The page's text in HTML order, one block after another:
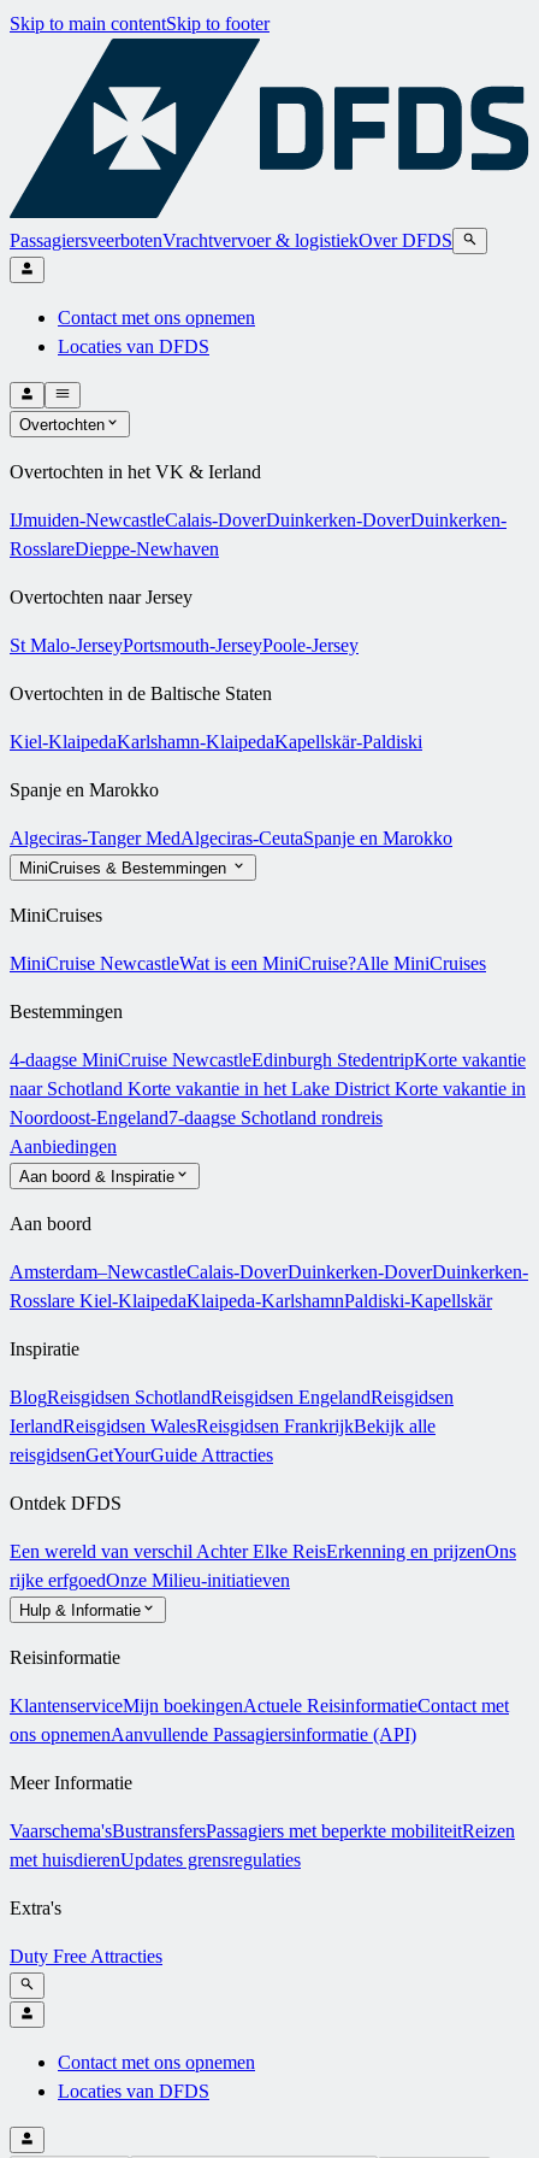
Skip to main contentSkip to footer
PassagiersveerbotenVrachtvervoer & logistiekOver DFDS
Contact met ons opnemen
Locaties van DFDS
Overtochten
Overtochten in het VK & Ierland
IJmuiden-NewcastleCalais-DoverDuinkerken-DoverDuinkerken-
RosslareDieppe-Newhaven
Overtochten naar Jersey
St Malo-JerseyPortsmouth-JerseyPoole-Jersey
Overtochten in de Baltische Staten
Kiel-KlaipedaKarlshamn-KlaipedaKapellskär-Paldiski
Spanje en Marokko
Algeciras-Tanger MedAlgeciras-CeutaSpanje en Marokko
MiniCruises & Bestemmingen
MiniCruises
MiniCruise NewcastleWat is een MiniCruise?Alle MiniCruises
Bestemmingen
4-daagse MiniCruise NewcastleEdinburgh StedentripKorte vakantie
naar Schotland Korte vakantie in het Lake District Korte vakantie in
Noordoost-Engeland7-daagse Schotland rondreis
Aanbiedingen
Aan boord & Inspiratie
Aan boord
Amsterdam–NewcastleCalais-DoverDuinkerken-DoverDuinkerken-
Rosslare Kiel-KlaipedaKlaipeda-KarlshamnPaldiski-Kapellskär
Inspiratie
BlogReisgidsen SchotlandReisgidsen EngelandReisgidsen
IerlandReisgidsen WalesReisgidsen FrankrijkBekijk alle
reisgidsenGetYourGuide Attracties
Ontdek DFDS
Een wereld van verschil Achter Elke ReisErkenning en prijzenOns
rijke erfgoedOnze Milieu-initiatieven
Hulp & Informatie
Reisinformatie
KlantenserviceMijn boekingenActuele ReisinformatieContact met
ons opnemenAanvullende Passagiersinformatie (API)
Meer Informatie
Vaarschema'sBustransfersPassagiers met beperkte mobiliteitReizen
met huisdierenUpdates grensregulaties
Extra's
Duty Free Attracties
Contact met ons opnemen
Locaties van DFDS